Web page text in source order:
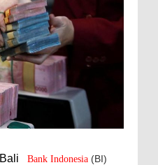
Bali Bank Indonesia (BI)